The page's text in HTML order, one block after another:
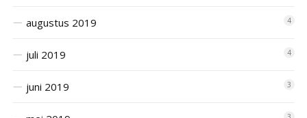
augustus 2019 4
juli 2019 4
juni 2019 3